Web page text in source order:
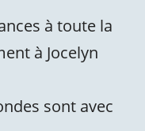
à toute la
à Jocelyn
sont avec